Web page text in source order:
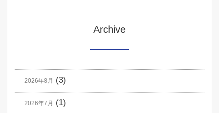
Archive
2026年8月 (3)
2026年7月 (1)